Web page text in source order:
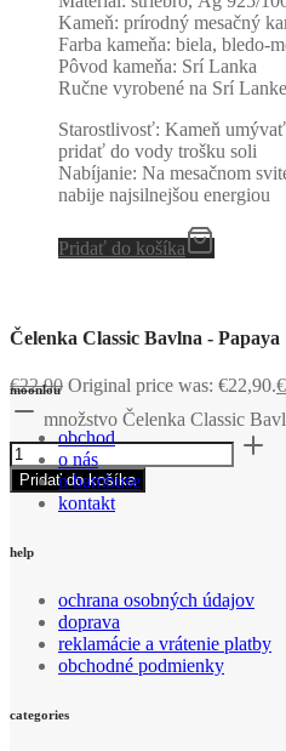
Kameň: prírodný mesačný
Farba kameňa: biela, bledo-
Pôvod kameňa: Srí Lanka
Ručne vyrobené na Srí Lanke
Starostlivosť: Kameň
pridať do vody trošku soli
Nabíjanie: Na mesačnom
nabije najsilnejšou energiou
Pridať do košíka
Čelenka Classic Bavlna - Papaya
€22,90 Original price was: €22,90.€
množstvo Čelenka Classic
Pridať do košíka
moonlou
obchod
o nás
o bambuse
kontakt
help
ochrana osobných údajov
doprava
reklamácie a vrátenie platby
obchodné podmienky
categories